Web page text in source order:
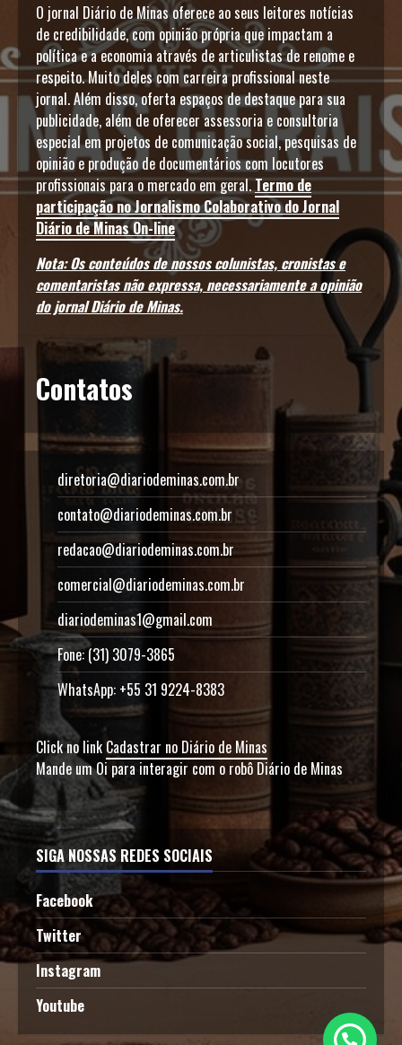
O jornal Diário de Minas oferece ao seus leitores notícias
de credibilidade, com opinião própria que impactam a
política e a economia através de articulistas de renome e
respeito. Muito deles com carreira profissional neste
jornal. Além disso, oferta espaços de destaque para sua
publicidade, além de oferecer assessoria e consultoria
especial em projetos de comunicação social, pesquisas de
opinião e produção de documentários com locutores
profissionais para o mercado em geral.Termo de
participação no Jornalismo Colaborativo do Jornal
Diário de Minas On-line
Nota: Os conteúdos de nossos colunistas, cronistas e
comentaristas não expressa, necessariamente a opinião
do jornal Diário de Minas.
Contatos
diretoria@diariodeminas.com.br
contato@diariodeminas.com.br
redacao@diariodeminas.com.br
comercial@diariodeminas.com.br
diariodeminas1@gmail.com
Fone: (31) 3079-3865
WhatsApp: +55 31 9224-8383
Click no link Cadastrar no Diário de Minas
Mande um Oi para interagir com o robô Diário de Minas
SIGA NOSSAS REDES SOCIAIS
Facebook
Twitter
Instagram
Youtube